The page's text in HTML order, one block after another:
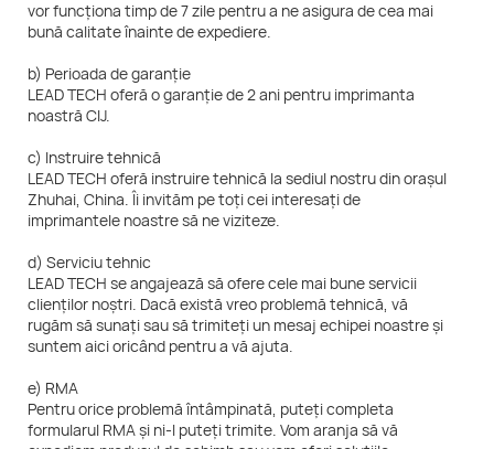
vor funcționa timp de 7 zile pentru a ne asigura de cea mai
bună calitate înainte de expediere.
b) Perioada de garanție
LEAD TECH oferă o garanție de 2 ani pentru imprimanta
noastră CIJ.
c) Instruire tehnică
LEAD TECH oferă instruire tehnică la sediul nostru din orașul
Zhuhai, China. Îi invităm pe toți cei interesați de
imprimantele noastre să ne viziteze.
d) Serviciu tehnic
LEAD TECH se angajează să ofere cele mai bune servicii
clienților noștri. Dacă există vreo problemă tehnică, vă
rugăm să sunați sau să trimiteți un mesaj echipei noastre și
suntem aici oricând pentru a vă ajuta.
e) RMA
Pentru orice problemă întâmpinată, puteți completa
formularul RMA și ni-l puteți trimite. Vom aranja să vă